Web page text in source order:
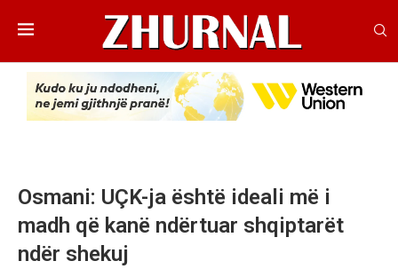
Osmani: UÇK-ja është ideali më i
madh që kanë ndërtuar shqiptarët
ndër shekuj